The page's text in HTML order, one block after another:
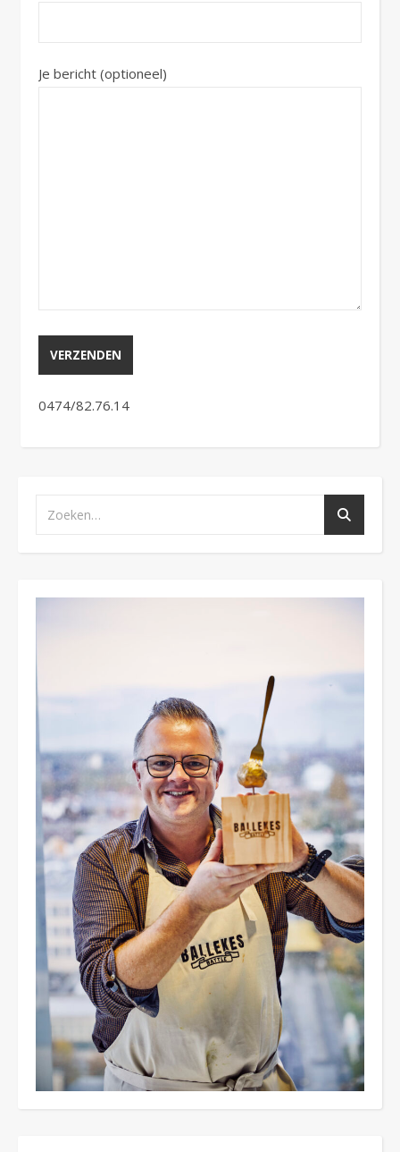
Je bericht (optioneel)
0474/82.76.14